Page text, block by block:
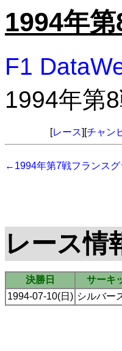
1994年
F1
1994年第
[レース][チャン
←1994年第7戦フランスグ
レース情
決勝日 サーキ
1994-07-10(日) シルバー